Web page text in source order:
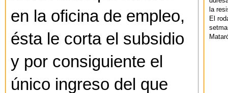
en la oficina de empleo,
ésta le corta el subsidio
y por consiguiente el
único ingreso del que
la
El